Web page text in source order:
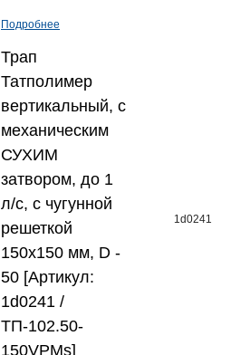
Подробнее
Трап
Татполимер
вертикальный, с
механическим
СУХИМ
затвором, до 1
л/с, с чугунной
решеткой
150x150 мм, D -
50 [Артикул:
1d0241 /
ТП-102.50-
150VPMs]
1d0241